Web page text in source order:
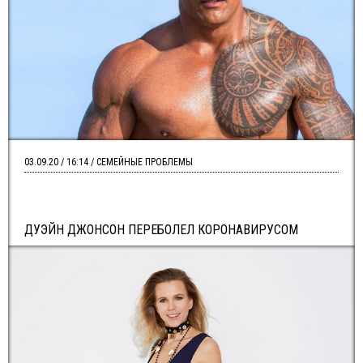
ДУЭЙН ДЖОНСОН ПЕРЕБОЛЕЛ КОРОНАВИРУСОМ
03.09.20 / 16:14 / СЕМЕЙНЫЕ ПРОБЛЕМЫ